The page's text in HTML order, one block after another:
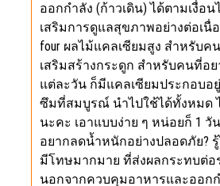
ออกกำลัง (ก้าวเดิน) ได้ตามเงื่อ
เสริมการดูแลสุขภาพอย่างต่อเนื่
four ผลไม้แคลเซียมสูง สำหรับ
เสริมสร้างกระดูก สำหรับคนที่อ
แต่ละวัน ก็มีแคลเซียมประกอบอ
ซึมที่สมบูรณ์ นำไปใช้ได้ทั้งหมด
นะคะ เอาแบบง่าย ๆ หน่อยก็ 1 วั
อยากลดน้ำหนักอย่างปลอดภัย?
มีโทษมากมาย ที่ส่งผลกระทบต่อ
นอกจากควบคุมอาหารและออก